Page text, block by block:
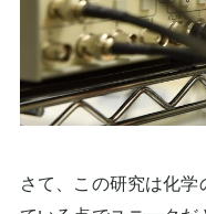
さて、この研究は化